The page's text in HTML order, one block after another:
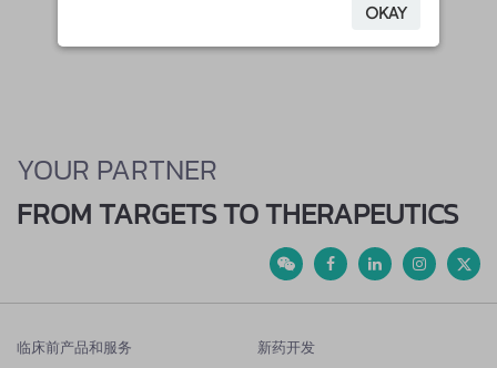
YOUR PARTNER
FROM TARGETS TO THERAPEUTICS
临床前产品和服务 新药开发
OKAY
OKAY